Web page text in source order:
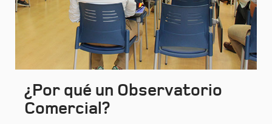
¿Por qué un Observatorio
Comercial?